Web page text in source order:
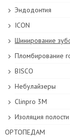
Эндодонтия
ICON
Шинирование
Пломбирование
BISCO
Небулайзеры
Clinpro 3M
Изоляция полости
ОРТОПЕДАМ